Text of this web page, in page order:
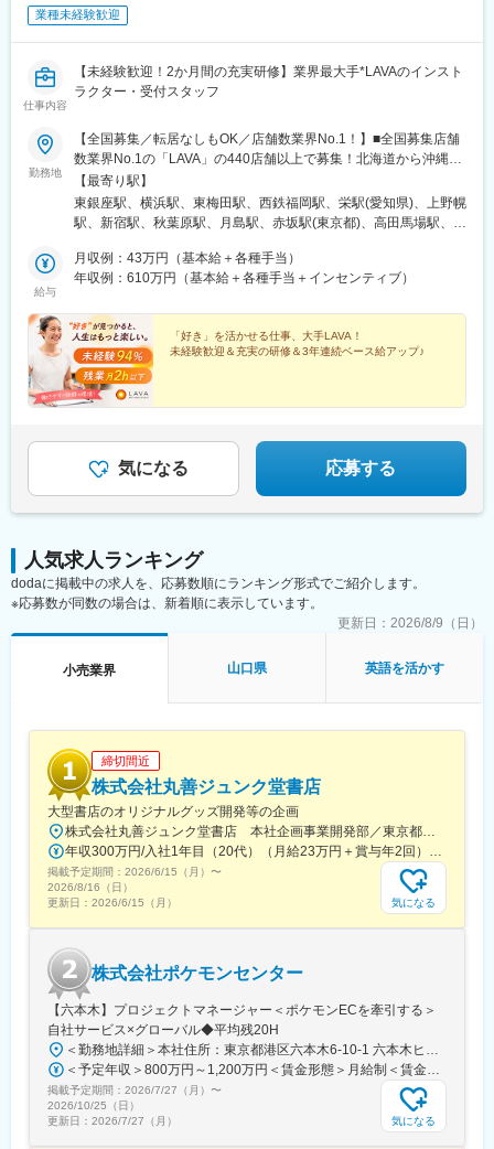
業種未経験歓迎
仕事内容
【未経験歓迎！2か月間の充実研修】業界最大手*LAVAのインスト
ラクター・受付スタッフ
勤務地
【全国募集／転居なしもOK／店舗数業界No.1！】■全国募集店舗
数業界No.1の「LAVA」の440店舗以上で募集！北海道から沖縄ま
で、全国47都道府県に出店しています。◎勤務エリアは希望を考
慮し決定◎店舗のほとんどが駅から徒歩圏内！◎一部店舗は車通
勤OK＼海外研修のチャンスあり！／年に1回優秀店舗に選ばれる
年数が経過すると、海外で本格的なヨガも学べます◎＼“好き”がど
んどん広がる環境！／基礎から学べる研修で、楽しみながらスキ
挑戦可能！あなたの“やってみたい”が形にしやすい環境です。《嬉
しいPOINT★》■3年連続ベース給アップ！未経験でも月収43万円
可■選べる働き方充実！転居ありorなし選択可■住宅手当最大月5万
円（規定あり）■インセンティブ平均額93万円！■長期休暇も取得
OK！5連休取得率90％超■産育休取得率100%、復帰率92.5%■国
【最寄り駅】
東銀座駅、横浜駅、東梅田駅、西鉄福岡駅、栄駅(愛知県)、上野幌
駅、新宿駅、秋葉原駅、月島駅、赤坂駅(東京都)、高田馬場駅、市
駅、門前仲町駅、東陽町駅、住吉駅(東京都)、豊洲駅、大森駅(東
京都)、大崎広小路駅、目黒駅、戸越駅、大井町駅、青物横丁駅、
嶽山駅、大鳥居駅、京急蒲田駅、三軒茶屋駅、経堂駅、成城学園
前駅、桜新町駅、下北沢駅、千歳烏山駅、下高井戸駅、神泉駅、
笹塚駅、中野坂上駅、野方駅、浜田山駅、高円寺駅、荻窪駅、池
袋駅、巣鴨駅、大塚駅(東京都)、赤羽駅、王子駅、日暮里駅(舎人
ライナー)、町屋駅前駅、成増駅、ときわ台駅(東京都)、志村坂上
石神井駅、東武練馬駅、綾瀬駅、北千住駅、竹ノ塚駅、西新井
駅、新小岩駅、お花茶屋駅、亀有駅、京成金町駅、西葛西駅、瑞
江駅、八王子駅、南大沢駅、八王子みなみ野駅、立川北駅、立飛
駅、吉祥寺駅、三鷹駅、河辺駅、府中駅(東京都)、拝島駅、調布
駅、仙川駅、町田駅、古淵駅、武蔵小金井駅、東村山駅、国分寺
駅、田無駅、ひばりケ丘駅(東京都)、武蔵引田駅、たまプラーザ
駅、青葉台駅、綱島駅、関内駅、東戸塚駅、センター南駅、上大
岡駅、戸塚駅、京急鶴見駅、瀬谷駅、鶴ケ峰駅、南太田駅、新杉
田駅、鴨居駅、二俣川駅、東神奈川駅、みなとみらい駅、金沢文
庫駅、港南台駅、保土ケ谷駅、武蔵小杉駅、武蔵溝ノ口駅、新百
合ケ丘駅、向ケ丘遊園駅、元住吉駅、川崎駅、橋本駅(神奈川県)、
相模原駅、横須賀中央駅、平塚駅、大船駅、鎌倉駅、湘南台駅、
駅、小手指駅、加須駅、東松山駅、春日部駅、狭山市駅、上尾
駅、草加駅、越谷レイクタウン駅、南越谷駅、北越谷駅、蕨駅、
戸田公園駅、入間市駅、和光市駅、志木駅、桶川駅、久喜駅、み
ずほ台駅、幸手駅、吉川美南駅、上福岡駅、葭川公園駅、稲毛
駅、海浜幕張駅、蘇我駅、本八幡駅(総武線)、船橋駅、松戸駅、新
茂原駅、京成成田駅、地区センター駅、実籾駅、柏駅、五井駅、
村上駅(千葉県)、天王台駅、君津駅、新浦安駅、印西牧の原駅、求
名駅、水戸駅、小木津駅、土浦駅、石岡駅、研究学園駅、勝田
駅、守谷駅、鹿島神宮駅、荒川沖駅、高崎駅、西桐生駅、西川田
新富士駅(北海道)、帯広駅、筒井駅(青森県)、青山駅(岩手県)、柳
原駅(岩手県)、あおば通駅、蛇田駅、杜せきのした駅、新利府駅、
四ツ小屋駅、山形駅、天童南駅、西袋駅、南福島駅、郡山駅(福島
県)、泉駅(常磐線)、岡崎駅、開明駅、勝川駅、豊川駅、津島駅、
逢妻駅、土橋駅(愛知県)、西尾駅、羽黒駅(愛知県)、小牧口駅、国
府宮駅、東浦駅、赤池駅(愛知県)、長久手古戦場駅、新静岡駅、浜
松駅、上所駅、南富山駅、金沢駅、越前新保駅、甲斐住吉駅、長
野駅、松本駅、西笠松駅、高茶屋駅、なんば駅(南海線)、扇町駅
(大阪府)、天王寺駅前駅、枚方市駅、三宮駅(神戸市営)、新在家
駅、山陽垂水駅、夢前川駅、塚口駅(阪急線)、三条駅(京都府)、桂
給与
月収例：43万円（基本給＋各種手当）
年収例：610万円（基本給＋各種手当＋インセンティブ）
「好き」を活かせる仕事、大手LAVA！
未経験歓迎＆充実の研修＆3年連続ベース給アップ♪
気になる 応募する
人気求人ランキング
dodaに掲載中の求人を、応募数順にランキング形式でご紹介します。
※応募数が同数の場合は、新着順に表示しています。
更新日： 2026/8/9（日）
小売業界 山口県 英語を活かす
締切間近
株式会社丸善ジュンク堂書店
大型書店のオリジナルグッズ開発等の企画
株式会社丸善ジュンク堂書店 本社企画事業開発部／東京都中央区新川1-28-23 東京ダイヤビルディング5号館9階★東京メトロ「茅場町駅」徒歩8分★JR・東京メトロ「八丁堀駅」（B4出口）徒歩5分
年収300万円/入社1年目（20代）（月給23万円＋賞与年2回） 年収390万円/入社5年目（30代）（月給30万円＋賞与年2回）
掲載予定期間： 2026/6/15（月） 〜
2026/8/16（日）
更新日： 2026/6/15（月） 気になる
株式会社ポケモンセンター
【六本木】プロジェクトマネージャー＜ポケモンECを牽引する＞
自社サービス×グローバル◆平均残20H
＜勤務地詳細＞本社住所：東京都港区六本木6-10-1 六本木ヒルズ森タワー47F受動喫煙対策：屋内全面禁煙変更の範囲：会社の定める事業所（リモートワーク含む）
＜予定年収＞800万円～1,200万円＜賃金形態＞月給制＜賃金内訳＞月額（基本給）：598,822円～837,000円固定残業手当/月：109,011円～163,480円（固定残業時間25時間0分/月）超過した時間外労働の残業手当は追加支給＜月給＞707,833円～1,000,480円（一律手当を含む）＜昇給有無＞有＜残業手当＞有賃金はあくまでも目安の金額であり、選考を通じて上下する可能性があります。月給(月額)は固定手当を含めた表記です。
掲載予定期間： 2026/7/27（月） 〜
2026/10/25（日）
更新日： 2026/7/27（月） 気になる